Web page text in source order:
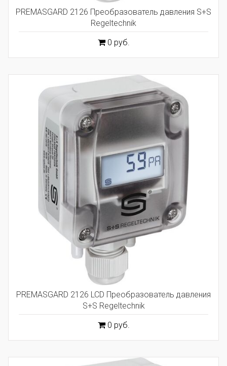
PREMASGARD 2126 Преобразователь давления S+S
Regeltechnik
0 руб.
PREMASGARD 2126 LCD Преобразователь давления
S+S Regeltechnik
0 руб.